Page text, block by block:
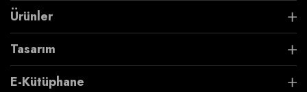
Ürünler
Tasarım
E-Kütüphane